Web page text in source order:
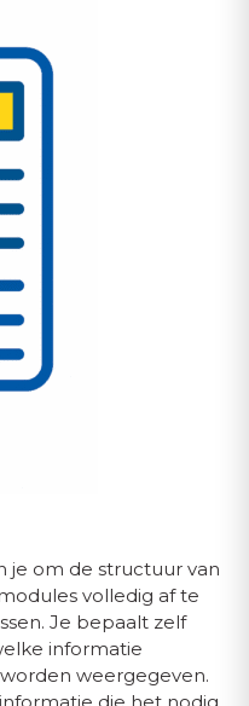
je om de structuur van
volledig af te
Je bepaalt zelf
informatie
weergegeven.